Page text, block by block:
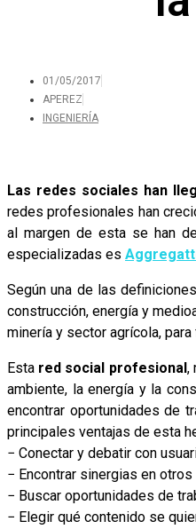
01/05/2017
APEREZ
INGENIERÍA
Las redes sociales han
redes profesionales han
al margen de esta se han
especializadas es
Según una de las
construcción, energía y
minería y sector agrícola,
Esta red social profesional,
ambiente, la energía y la
encontrar oportunidades de
principales ventajas de esta
− Conectar y debatir con
− Encontrar sinergias en
− Buscar oportunidades de
− Elegir qué contenido se